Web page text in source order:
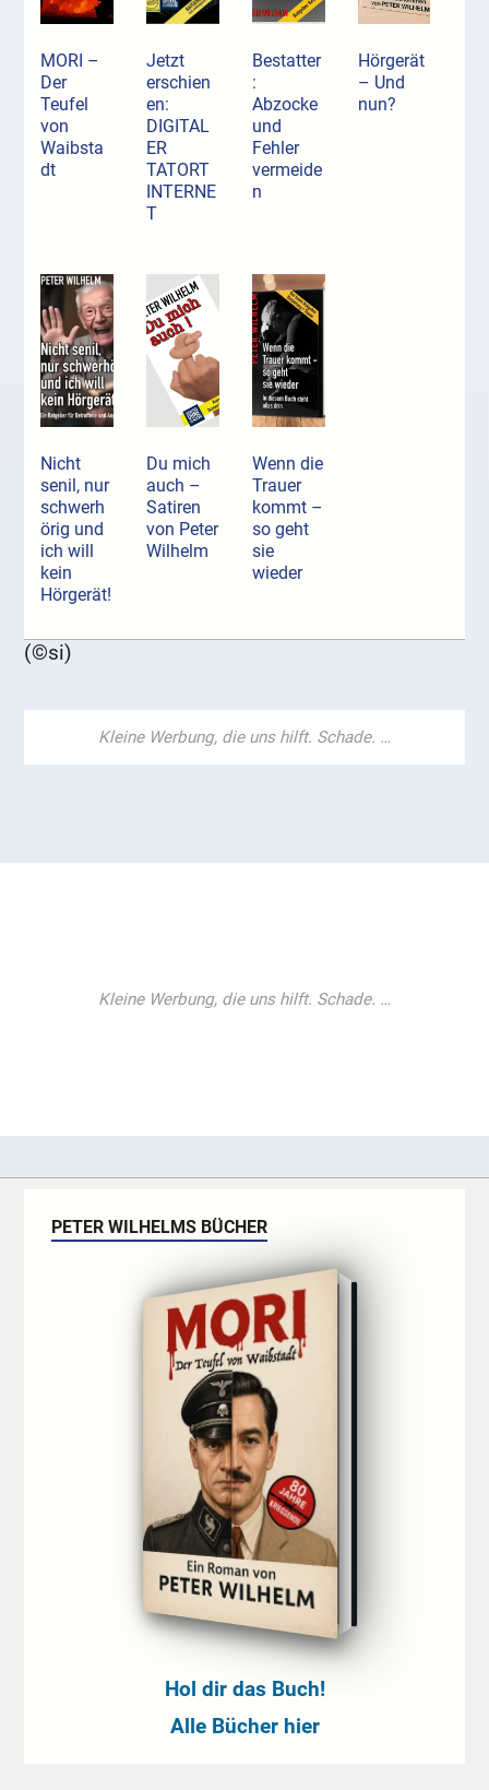
MORI –
Der
Teufel
von
Waibsta
dt
Jetzt
erschien
en:
DIGITAL
ER
TATORT
INTERNE
T
Bestatter
:
Abzocke
und
Fehler
vermeide
n
Hörgerät
– Und
nun?
Nicht
senil, nur
schwerh
örig und
ich will
kein
Hörgerät!
Du mich
auch –
Satiren
von Peter
Wilhelm
Wenn die
Trauer
kommt –
so geht
sie
wieder
(©si)
PETER WILHELMS BÜCHER
Hol dir das Buch!
Alle Bücher hier